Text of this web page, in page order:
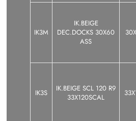
IK3M
IK.BEIGE
DEC.DOCKS 30X60
ASS
IK3S
IK.BEIGE SCL 120 R9
33X120SCAL